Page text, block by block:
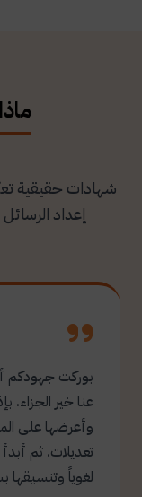
شهادات حقيقية
إعداد
بوركت جهودكم
وأعرضها على
تعديلات.
لغوياً وتنسيقها